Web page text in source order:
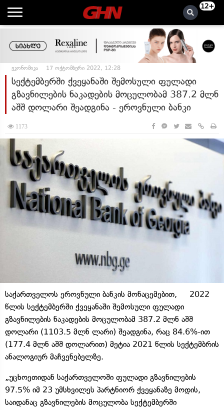
12+
ეკონომიკა 17 ოქტომბერი 2022, 12:28
სექტემბერში ქვეყანაში შემოსული ფულადი
გზავნილების ნაკადების მოცულობამ 387.2 მლნ
აშშ დოლარი შეადგინა - ეროვნული ბანკი
1173
საქართველოს ეროვნული ბანკის მონაცემებით, 2022
წლის სექტემბერში ქვეყანაში შემოსული ფულადი
გზავნილების ნაკადების მოცულობამ 387.2 მლნ აშშ
დოლარი (1103.5 მლნ ლარი) შეადგინა, რაც 84.6%-ით
(177.4 მლნ აშშ დოლარით) მეტია 2021 წლის სექტემბრის
ანალოგიურ მაჩვენებელზე.
„უცხოეთიდან საქართველოში ფულადი გზავნილების
97.5% იმ 23 უმსხვილეს პარტნიორ ქვეყანაზე მოდის,
საიდანაც გზავნილების მოცულობა სექტემბერში